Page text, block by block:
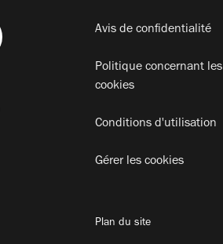
Avis de confidentialité
Politique concernant les
cookies
Conditions d'utilisation
Gérer les cookies
Plan du site